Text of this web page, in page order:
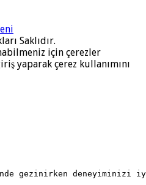
Saklıdır.
için çerezler
yaparak çerez kullanımını
gezinirken deneyiminizi